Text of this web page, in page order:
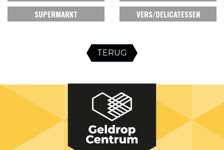
SUPERMARKT
VERS/DELICATESSEN
TERUG